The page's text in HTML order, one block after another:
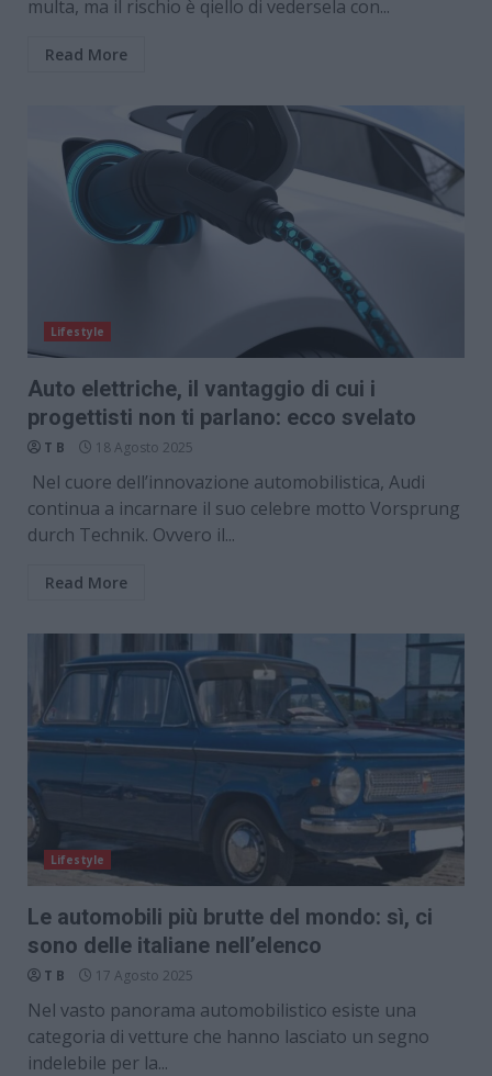
multa, ma il rischio è qiello di vedersela con...
Read More
Lifestyle
Auto elettriche, il vantaggio di cui i
progettisti non ti parlano: ecco svelato
T B 18 Agosto 2025
Nel cuore dell’innovazione automobilistica, Audi
continua a incarnare il suo celebre motto Vorsprung
durch Technik. Ovvero il...
Read More
Lifestyle
Le automobili più brutte del mondo: sì, ci
sono delle italiane nell’elenco
T B 17 Agosto 2025
Nel vasto panorama automobilistico esiste una
categoria di vetture che hanno lasciato un segno
indelebile per la...